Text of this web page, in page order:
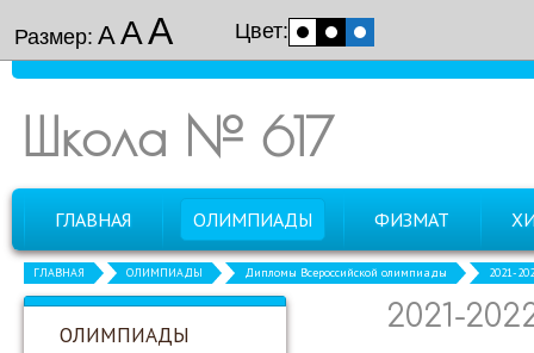
Размер: ААА Цвет:
Школа № 617
ГЛАВНАЯ ОЛИМПИАДЫ ФИЗМАТ
ГЛАВНАЯ ОЛИМПИАДЫ Дипломы Всероссийской олимпиады 2021-
ОЛИМПИАДЫ
2021-